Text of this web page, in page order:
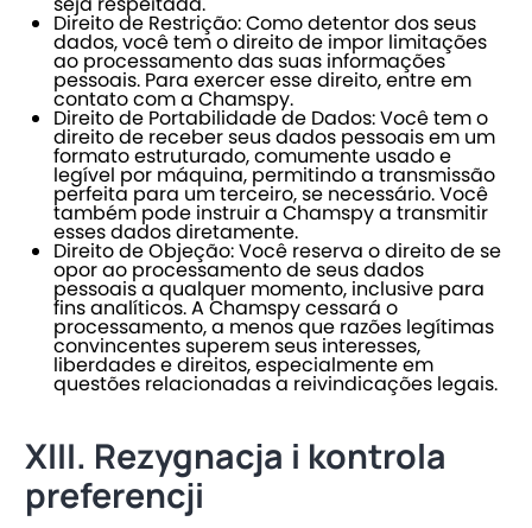
Direito de Restrição: Como detentor dos seus
dados, você tem o direito de impor limitações
ao processamento das suas informações
pessoais. Para exercer esse direito, entre em
contato com a Chamspy.
Direito de Portabilidade de Dados: Você tem o
direito de receber seus dados pessoais em um
formato estruturado, comumente usado e
legível por máquina, permitindo a transmissão
perfeita para um terceiro, se necessário. Você
também pode instruir a Chamspy a transmitir
esses dados diretamente.
Direito de Objeção: Você reserva o direito de se
opor ao processamento de seus dados
pessoais a qualquer momento, inclusive para
fins analíticos. A Chamspy cessará o
processamento, a menos que razões legítimas
convincentes superem seus interesses,
liberdades e direitos, especialmente em
questões relacionadas a reivindicações legais.
XIII. Rezygnacja i kontrola
preferencji